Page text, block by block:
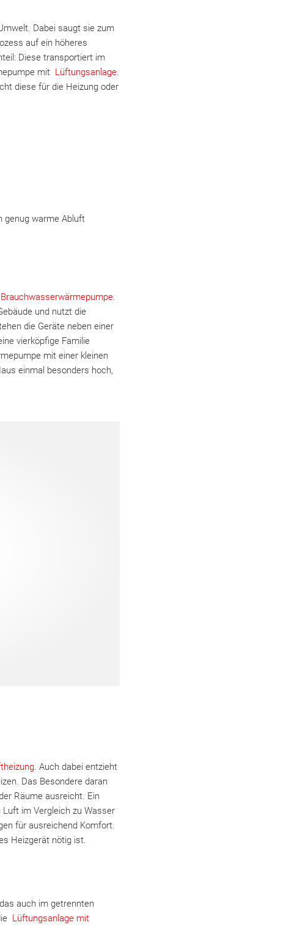
Dabei saugt sie zum
auf ein höheres
Diese transportiert im
mit Lüftungsanlage.
diese für die Heizung oder
genug warme Abluft
Brauchwasserwärmepumpe.
und nutzt die
die Geräte neben einer
vierköpfige Familie
mit einer kleinen
einmal besonders hoch,
. Auch dabei entzieht
Das Besondere daran
Räume ausreicht. Ein
im Vergleich zu Wasser
für ausreichend Komfort.
Heizgerät nötig ist.
auch im getrennten
Lüftungsanlage mit